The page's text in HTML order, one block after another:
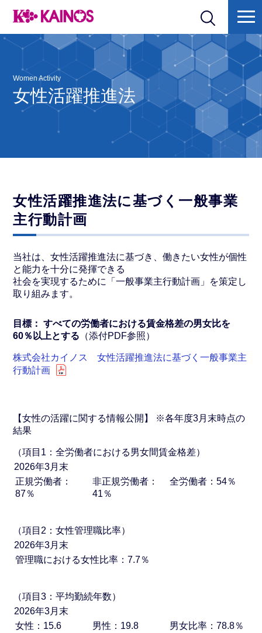
Women Activity
女性活躍推進法
女性活躍推進法に基づく一般事業
主行動計画
当社は、女性活躍推進法に基づき、働きたい女性が個性
と能力を十分に発揮できる
社会を実現するために「一般事業主行動計画」を策定し
取り組みます。
目標： すべての労働者における賃金格差の男女比を
60％以上とする （添付PDF参照）
株式会社カイノス 女性活躍推進法に基づく一般事業主
行動計画
【女性の活躍に関する情報公開】 ※各年度3月末時点の
結果
（項目1：全労働者における男女間賃金格差）
2026年3月末
正規労働者：
87％
非正規労働者：
41％
全労働者：54％
（項目2：女性管理職比率）
2026年3月末
管理職における女性比率：7.7％
（項目3：平均勤続年数）
2026年3月末
女性：15.6
男性：19.8 男女比率：78.8％